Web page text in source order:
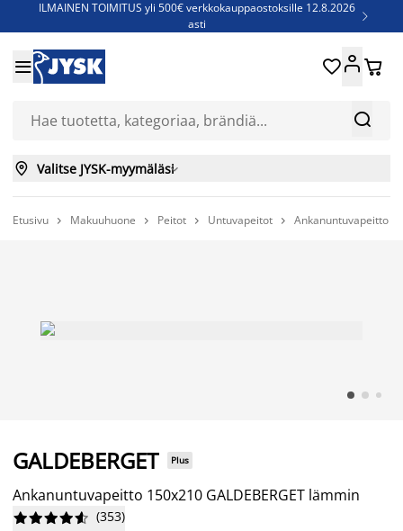
ILMAINEN TOIMITUS yli 500€ verkkokauppaostoksille 12.8.2026
asti

Jenkkisänkyjä - Säästä jopa 60%


 
 Valitse JYSK-myymäläsi
Etusivu  Makuuhuone  Peitot  Untuvapeitot  Ankanuntuvapeitto
GALDEBERGET Plus
Ankanuntuvapeitto 150x210 GALDEBERGET lämmin





 (353)